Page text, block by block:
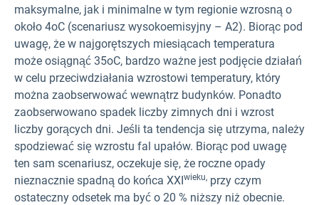
maksymalne, jak i minimalne w tym regionie wzrosną o
około 4oC (scenariusz wysokoemisyjny – A2). Biorąc pod
uwagę, że w najgorętszych miesiącach temperatura
może osiągnąć 35oC, bardzo ważne jest podjęcie działań
w celu przeciwdziałania wzrostowi temperatury, który
można zaobserwować wewnątrz budynków. Ponadto
zaobserwowano spadek liczby zimnych dni i wzrost
liczby gorących dni. Jeśli ta tendencja się utrzyma, należy
spodziewać się wzrostu fal upałów. Biorąc pod uwagę
ten sam scenariusz, oczekuje się, że roczne opady
nieznacznie spadną do końca XXIwieku, przy czym
ostateczny odsetek ma być o 20 % niższy niż obecnie.